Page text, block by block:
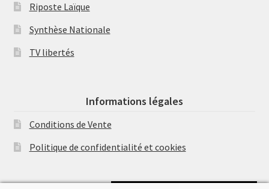
Riposte Laïque
Synthèse Nationale
TV libertés
Informations légales
Conditions de Vente
Politique de confidentialité et cookies